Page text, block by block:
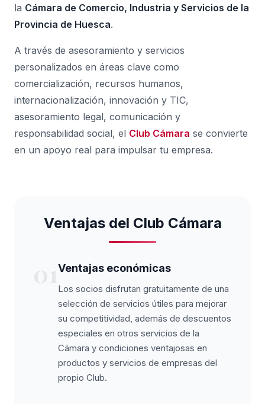
la Cámara de Comercio, Industria y Servicios de la
Provincia de Huesca.
A través de asesoramiento y servicios
personalizados en áreas clave como
comercialización, recursos humanos,
internacionalización, innovación y TIC,
asesoramiento legal, comunicación y
responsabilidad social, el Club Cámara se convierte
en un apoyo real para impulsar tu empresa.
Ventajas del Club Cámara
Ventajas económicas
Los socios disfrutan gratuitamente de una
selección de servicios útiles para mejorar
su competitividad, además de descuentos
especiales en otros servicios de la
Cámara y condiciones ventajosas en
productos y servicios de empresas del
propio Club.